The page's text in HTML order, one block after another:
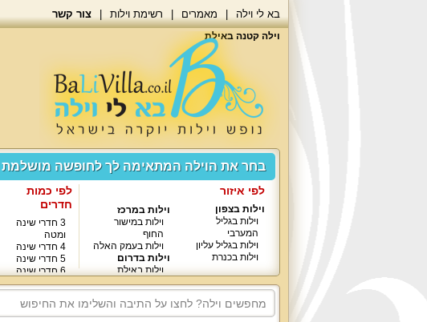
בא לי וילה מאמרים רשימת וילות צור קשר
וילה קטנה באילת
בחר את הוילה המתאימה לך לחופשה מושלמת
לפי איזור
וילות בצפון
וילות בגליל
המערבי
וילות בגליל עליון
וילות בכנרת
וילות במרכז
וילות במישור
החוף
וילות בעמק האלה
וילות בדרום
וילות באילת
לפי כמות
חדרים
3 חדרי שינה
ומטה
4 חדרי שינה
5 חדרי שינה
6 חדרי שינה
7 חדרי שינה